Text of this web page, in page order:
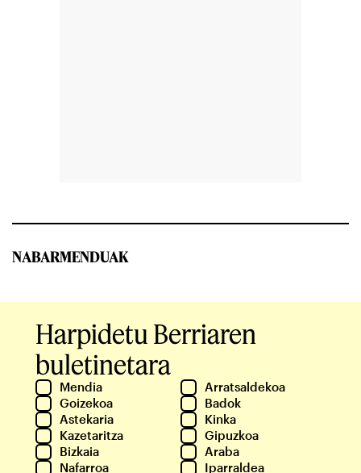
NABARMENDUAK
Harpidetu Berriaren
buletinetara
Mendia
Arratsaldekoa
Goizekoa
Badok
Astekaria
Kinka
Kazetaritza
Gipuzkoa
Bizkaia
Araba
Nafarroa
Iparraldea